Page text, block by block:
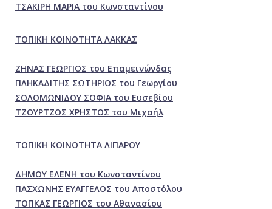
ΤΣΑΚΙΡΗ ΜΑΡΙΑ του Κωνσταντίνου
ΤΟΠΙΚΗ ΚΟΙΝΟΤΗΤΑ ΛΑΚΚΑΣ
ΖΗΝΑΣ ΓΕΩΡΓΙΟΣ του Επαμεινώνδας
ΠΛΗΚΑΔΙΤΗΣ ΣΩΤΗΡΙΟΣ του Γεωργίου
ΣΟΛΟΜΩΝΙΔΟΥ ΣΟΦΙΑ του Ευσεβίου
ΤΖΟΥΡΤΖΟΣ ΧΡΗΣΤΟΣ του Μιχαήλ
ΤΟΠΙΚΗ ΚΟΙΝΟΤΗΤΑ ΛΙΠΑΡΟΥ
ΔΗΜΟΥ ΕΛΕΝΗ του Κωνσταντίνου
ΠΑΣΧΩΝΗΣ ΕΥΑΓΓΕΛΟΣ του Αποστόλου
ΤΟΠΚΑΣ ΓΕΩΡΓΙΟΣ του Αθανασίου